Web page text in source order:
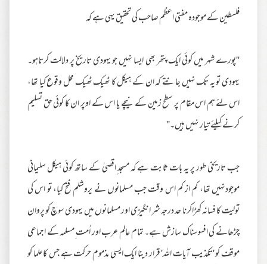
فلسطین کے موجودہ مفتی اعظم صاحب کی تحقیق یہی ہے کہ
''پورے شہر میں کوئی ایک پتھر بھی ایسا نہیں جو یہودی تاریخ پر دلالت کرتاہو۔
یہودی تو یہ تک نہیں جانتے کہ ان کے ہیکل کا ٹھیک ٹھیک محل وقوع کیا تھا،
اس لئے ہم اس مقام پر سطح زمین کے نیچے یا اس کے اوپر ان کا کوئی حق تسلیم
کرنے کیلئے تیار نہیں ہیں۔''
جب تاریخی طور پر یہ بات ثابت ہے کہ مسجد ِاقصیٰ کے ساتھ کوئی ہیکل سلیمانی
موجودنہیں تھا، کم از کم اس وقت جب مسلمانوں نے یروشلم فتح کیا، تو اس کی
تولیت کا فسانہ کھڑاکرنا حد درجہ شر انگیزی اور مسلمانوں میں یہودی سوچ کو پروان
چڑھانے کی افسوسناک سازش ہے۔ تمام عالم عرب اور اُمت ِمسلمہ کے اجماعی
موقف کو 'تکذیب آیات اللہ' قرار دینا ایک ایسی مذموم حرکت ہے جس کا علما کو